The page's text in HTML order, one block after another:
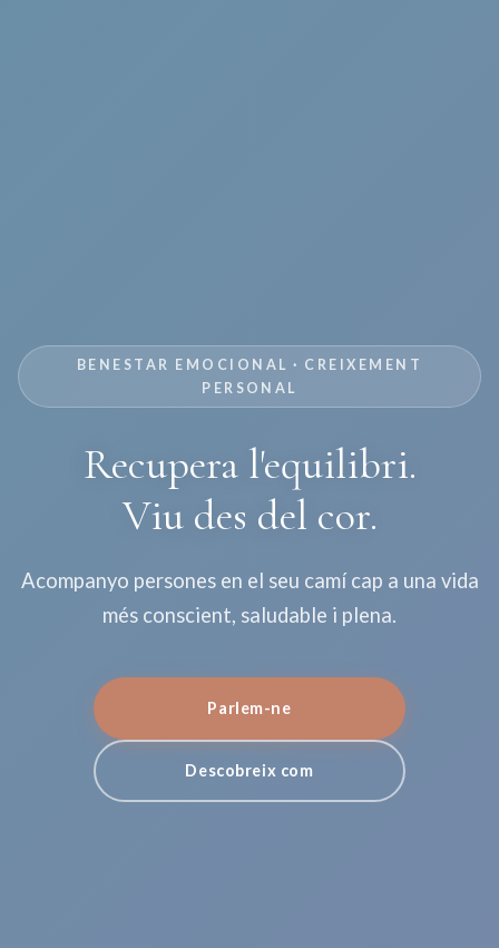
BENESTAR EMOCIONAL · CREIXEMENT
PERSONAL
Recupera l'equilibri.
Viu des del cor.
Acompanyo persones en el seu camí cap a una vida
més conscient, saludable i plena.
Parlem-ne
Descobreix com